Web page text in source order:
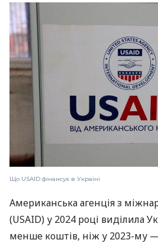
Що USAID фінансує в Україні
Американська агенція з
(USAID) у 2024 році виділила
менше коштів, ніж у 2023-му